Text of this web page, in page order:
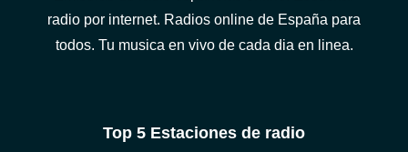
radio por internet. Radios online de España para
todos. Tu musica en vivo de cada dia en linea.
Top 5 Estaciones de radio